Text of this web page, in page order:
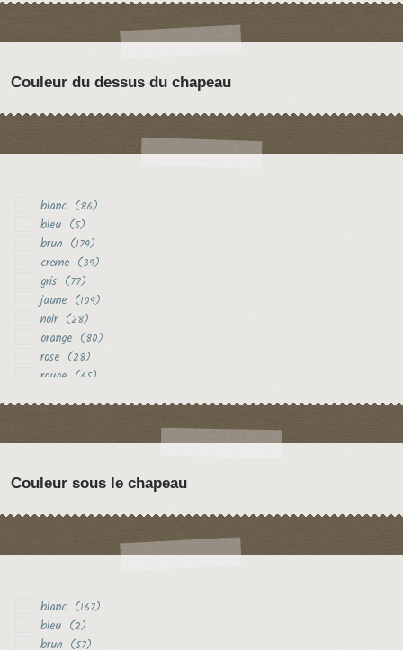
Couleur du dessus du chapeau
blanc (86)
bleu (5)
brun (179)
creme (39)
gris (77)
jaune (109)
noir (28)
orange (80)
rose (28)
rouge (65)
Couleur sous le chapeau
blanc (167)
bleu (2)
brun (57)